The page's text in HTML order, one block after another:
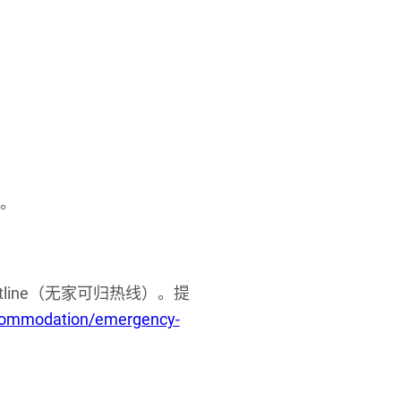
。
（无家可归热线）。提
emergency-